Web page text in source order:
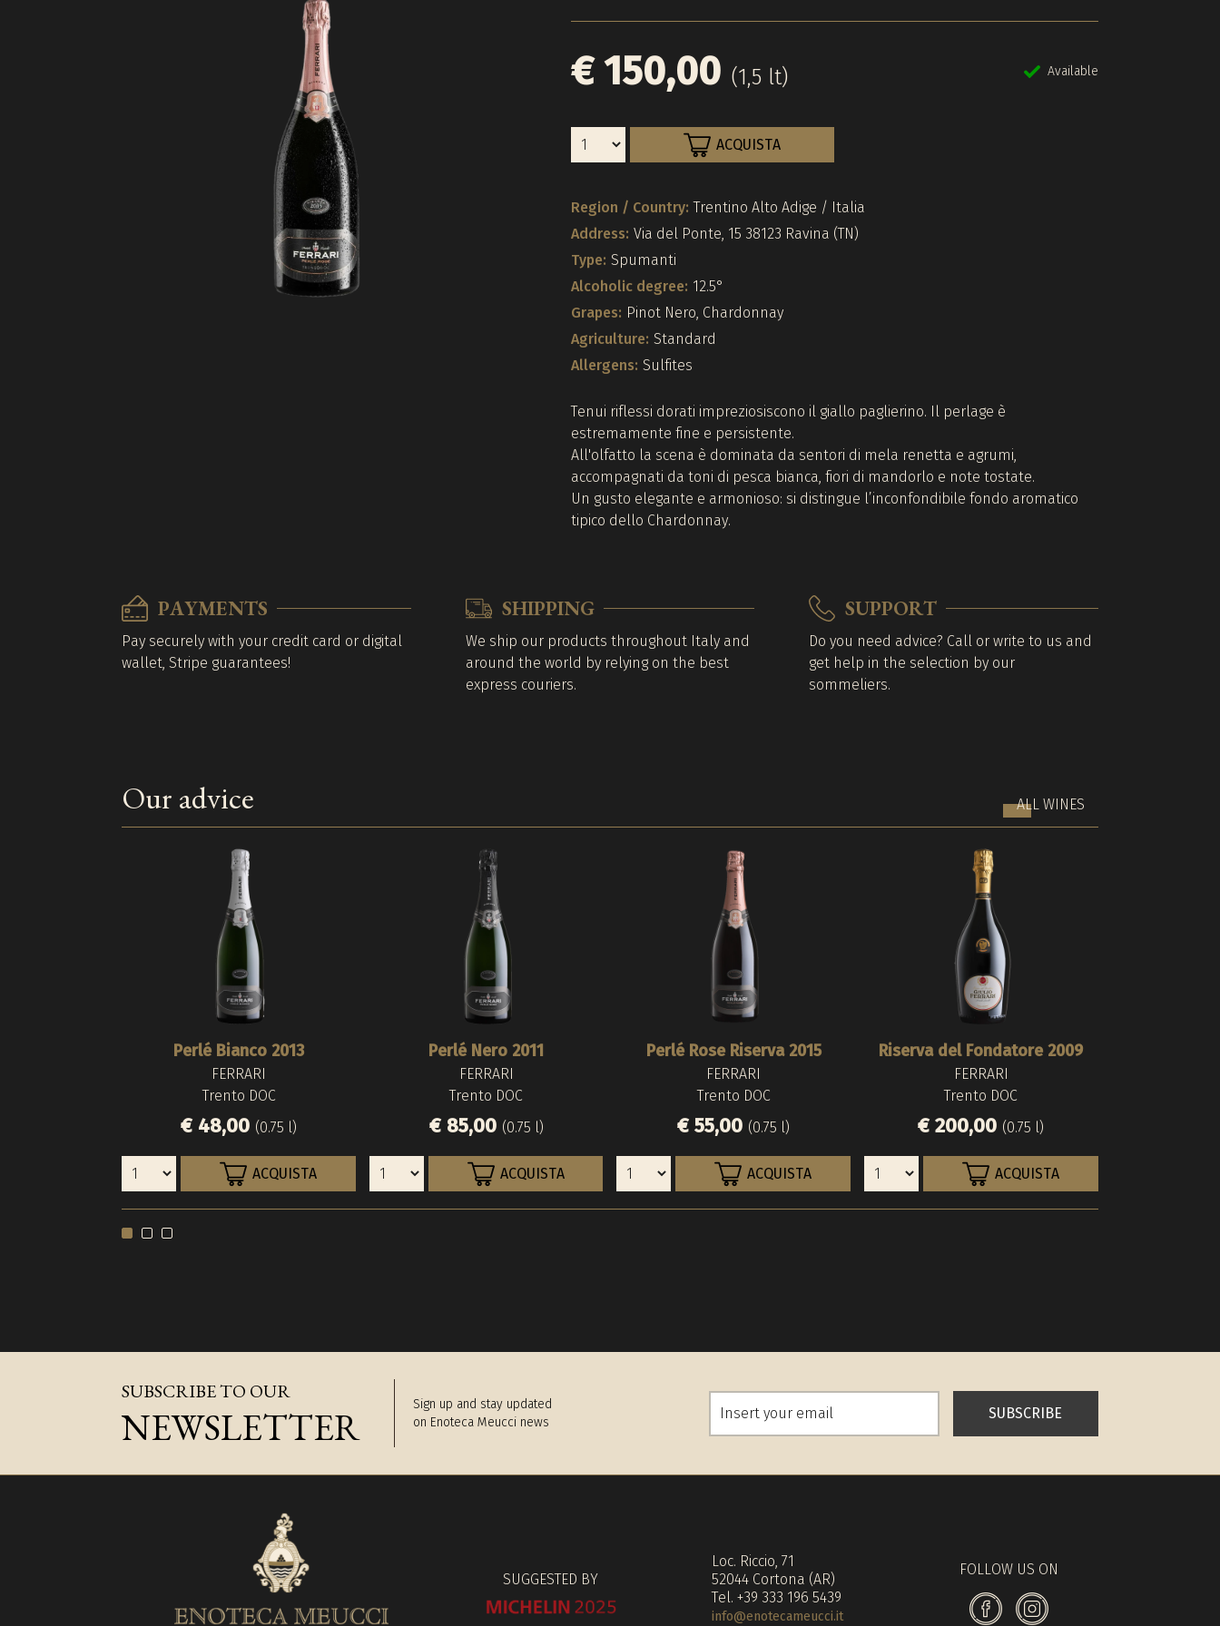
€ 150,00 (1,5 lt) Available
ACQUISTA
Region / Country: Trentino Alto Adige / Italia
Address: Via del Ponte, 15 38123 Ravina (TN)
Type: Spumanti
Alcoholic degree: 12.5°
Grapes: Pinot Nero, Chardonnay
Agriculture: Standard
Allergens: Sulfites
Tenui riflessi dorati impreziosiscono il giallo paglierino. Il perlage è
estremamente fine e persistente.
All'olfatto la scena è dominata da sentori di mela renetta e agrumi,
accompagnati da toni di pesca bianca, fiori di mandorlo e note tostate.
Un gusto elegante e armonioso: si distingue l’inconfondibile fondo aromatico
tipico dello Chardonnay.
PAYMENTS
Pay securely with your credit card or digital
wallet, Stripe guarantees!
SHIPPING
We ship our products throughout Italy and
around the world by relying on the best
express couriers.
SUPPORT
Do you need advice? Call or write to us and
get help in the selection by our
sommeliers.
Our advice ALL WINES
Perlé Bianco 2013
FERRARI
Trento DOC
€ 48,00 (0.75 l)
ACQUISTA
Perlé Nero 2011
FERRARI
Trento DOC
€ 85,00 (0.75 l)
ACQUISTA
Perlé Rose Riserva 2015
FERRARI
Trento DOC
€ 55,00 (0.75 l)
ACQUISTA
Riserva del Fondatore 2009
FERRARI
Trento DOC
€ 200,00 (0.75 l)
ACQUISTA
SUBSCRIBE TO OUR
NEWSLETTER
Sign up and stay updated
on Enoteca Meucci news
SUBSCRIBE
SUGGESTED BY
Loc. Riccio, 71
52044 Cortona (AR)
Tel. +39 333 196 5439
info@enotecameucci.it
FOLLOW US ON